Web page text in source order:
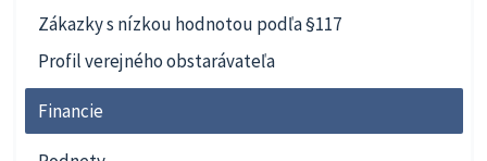
Zákazky s nízkou hodnotou podľa §117
Profil verejného obstarávateľa
Financie